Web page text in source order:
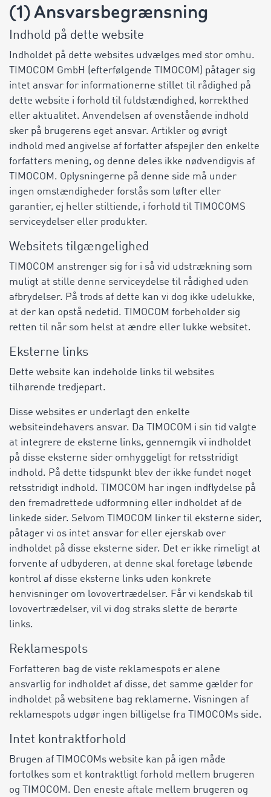
(1) Ansvarsbegrænsning
Indhold på dette website
Indholdet på dette websites udvælges med stor omhu.
TIMOCOM GmbH (efterfølgende TIMOCOM) påtager sig
intet ansvar for informationerne stillet til rådighed på
dette website i forhold til fuldstændighed, korrekthed
eller aktualitet. Anvendelsen af ovenstående indhold
sker på brugerens eget ansvar. Artikler og øvrigt
indhold med angivelse af forfatter afspejler den enkelte
forfatters mening, og denne deles ikke nødvendigvis af
TIMOCOM. Oplysningerne på denne side må under
ingen omstændigheder forstås som løfter eller
garantier, ej heller stiltiende, i forhold til TIMOCOMS
serviceydelser eller produkter.
Websitets tilgængelighed
TIMOCOM anstrenger sig for i så vid udstrækning som
muligt at stille denne serviceydelse til rådighed uden
afbrydelser. På trods af dette kan vi dog ikke udelukke,
at der kan opstå nedetid. TIMOCOM forbeholder sig
retten til når som helst at ændre eller lukke websitet.
Eksterne links
Dette website kan indeholde links til websites
tilhørende tredjepart.
Disse websites er underlagt den enkelte
websiteindehavers ansvar. Da TIMOCOM i sin tid valgte
at integrere de eksterne links, gennemgik vi indholdet
på disse eksterne sider omhyggeligt for retsstridigt
indhold. På dette tidspunkt blev der ikke fundet noget
retsstridigt indhold. TIMOCOM har ingen indflydelse på
den fremadrettede udformning eller indholdet af de
linkede sider. Selvom TIMOCOM linker til eksterne sider,
påtager vi os intet ansvar for eller ejerskab over
indholdet på disse eksterne sider. Det er ikke rimeligt at
forvente af udbyderen, at denne skal foretage løbende
kontrol af disse eksterne links uden konkrete
henvisninger om lovovertrædelser. Får vi kendskab til
lovovertrædelser, vil vi dog straks slette de berørte
links.
Reklamespots
Forfatteren bag de viste reklamespots er alene
ansvarlig for indholdet af disse, det samme gælder for
indholdet på websitene bag reklamerne. Visningen af
reklamespots udgør ingen billigelse fra TIMOCOMs side.
Intet kontraktforhold
Brugen af TIMOCOMs website kan på igen måde
fortolkes som et kontraktligt forhold mellem brugeren
og TIMOCOM. Den eneste aftale mellem brugeren og